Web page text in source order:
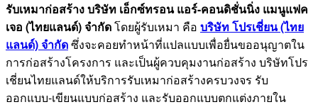
รับเหมาก่อสร้าง บริษัท เอ็กซ์ทรอน แอร์-คอนดิชั่นนิ่ง แมนูแฟค
เจอ (ไทยแลนด์) จำกัดโดยผู้รับเหมา คือ บริษัท โปรเชี่ยน (ไทย
แลนด์) จำกัดซึ่งจะคอยทำหน้าที่แปลแบบเพื่อยื่นขออนุญาตใน
การก่อสร้างโครงการ และเป็นผู้ควบคุมงานก่อสร้าง บริษัทโปร
เชี่ยนไทยแลนด์ให้บริการรับเหมาก่อสร้างครบวงจร รับ
ออกแบบ-เขียนแบบก่อสร้าง และรับออกแบบตกแต่งภายใน